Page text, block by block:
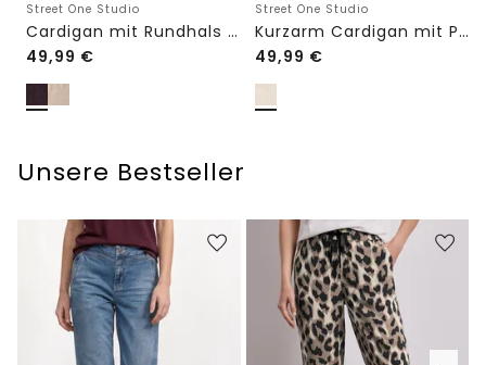
Street One Studio
Cardigan mit Rundhals und Knöpfen
49,99 €
Street One Studio
Kurzarm Cardigan mit Polokragen
49,99 €
Unsere Bestseller